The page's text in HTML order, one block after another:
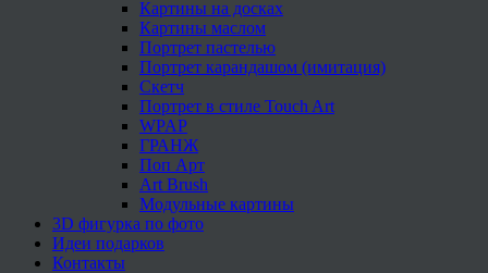
Картины на досках
Картины маслом
Портрет пастелью
Портрет карандашом (имитация)
Скетч
Портрет в стиле Touch Art
WPAP
ГРАНЖ
Поп Арт
Art Brush
Модульные картины
3D фигурка по фото
Идеи подарков
Контакты